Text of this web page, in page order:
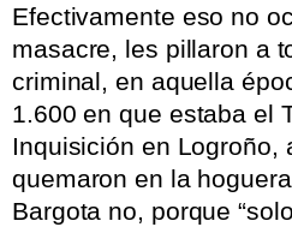
Efectivamente eso no
masacre, les pillaron a
criminal, en aquella
1.600 en que estaba el
Inquisición en Logroño,
quemaron en la
Bargota no, porque